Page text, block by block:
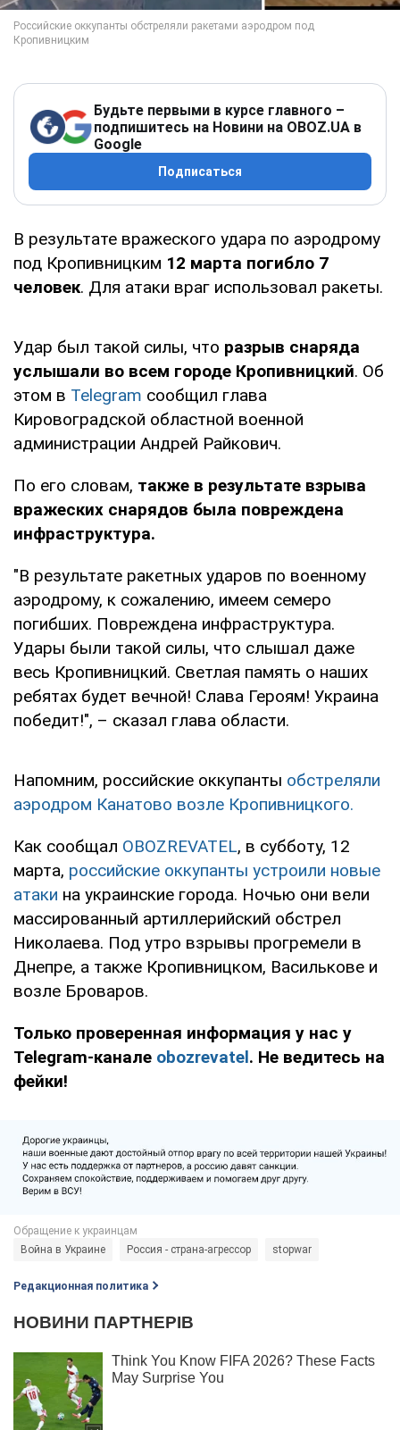
Будьте первыми в курсе главного –
подпишитесь на Новини на OBOZ.UA в
Google
Подписаться
В результате вражеского удара по аэродрому
под Кропивницким 12 марта погибло 7
человек. Для атаки враг использовал ракеты.
Удар был такой силы, что разрыв снаряда
услышали во всем городе Кропивницкий. Об
этом в Telegram сообщил глава
Кировоградской областной военной
администрации Андрей Райкович.
По его словам, также в результате взрыва
вражеских снарядов была повреждена
инфраструктура.
"В результате ракетных ударов по военному
аэродрому, к сожалению, имеем семеро
погибших. Повреждена инфраструктура.
Удары были такой силы, что слышал даже
весь Кропивницкий. Светлая память о наших
ребятах будет вечной! Слава Героям! Украина
победит!", – сказал глава области.
Напомним, российские оккупанты обстреляли
аэродром Канатово возле Кропивницкого.
Как сообщал OBOZREVATEL, в субботу, 12
марта, российские оккупанты устроили новые
атаки на украинские города. Ночью они вели
массированный артиллерийский обстрел
Николаева. Под утро взрывы прогремели в
Днепре, а также Кропивницком, Василькове и
возле Броваров.
Только проверенная информация у нас у
Telegram-канале obozrevatel. Не ведитесь на
фейки!
Война в Украине Россия - страна-агрессор stopwar
Редакционная политика